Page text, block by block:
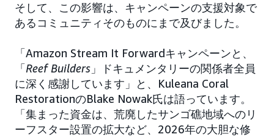
そして、この影響は、キャンペーンの支援対象で
あるコミュニティそのものにまで及びました。
「Amazon Stream It Forwardキャンペーンと、
「Reef Builders 」ドキュメンタリーの関係者全員
に深く感謝しています」と、Kuleana Coral
RestorationのBlake Nowak氏は語っています。
「集まった資金は、荒廃したサンゴ礁地域へのリ
ーフスター設置の拡大など、2026年の大胆な修